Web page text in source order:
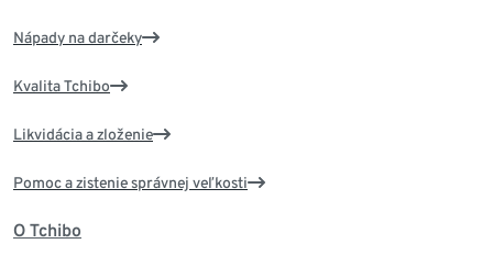
Nápady na darčeky
Kvalita Tchibo
Likvidácia a zloženie
Pomoc a zistenie správnej veľkosti
O Tchibo